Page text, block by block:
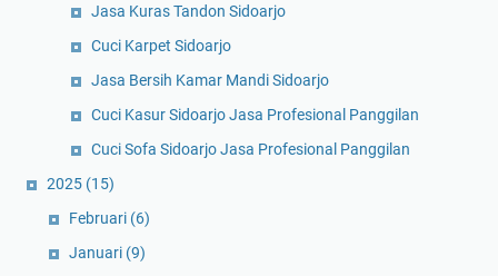
Jasa Kuras Tandon Sidoarjo
Cuci Karpet Sidoarjo
Jasa Bersih Kamar Mandi Sidoarjo
Cuci Kasur Sidoarjo Jasa Profesional Panggilan
Cuci Sofa Sidoarjo Jasa Profesional Panggilan
2025 (15)
Februari (6)
Januari (9)